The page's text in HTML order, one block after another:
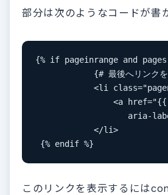
部分は次のようなコードが書
{% if pageinrange and
{# 最後へリンク
<li
<a
aria-
            </li>
{% endif %}
このリンクを表示するには